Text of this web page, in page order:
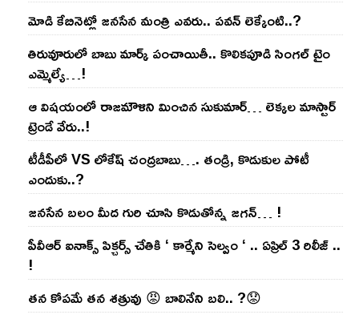
మోడి కేబినెట్లో జ‌నసేన మంత్రి ఎవ‌రు.. ప‌వ‌న్ లెక్కేంటి..?
తిరువూరులో బాబు మార్క్ పంచాయితీ.. కొలిక‌పూడి సింగ‌ల్ టైం
ఎమ్మెల్యే…!
ఆ విష‌యంలో రాజ‌మౌళిని మించిన సుకుమార్‌… లెక్క‌ల మాస్టార్
ట్రెండే వేరు..!
టీడీపీలో VS లోకేష్ చంద్ర‌బాబు…. తండ్రి, కొడుకుల పోటీ
ఎందుకు..?
జ‌న‌సేన బ‌లం మీద గురి చూసి కొడుతోన్న జ‌గ‌న్‌… !
పీవీఆర్ ఐనాక్స్ పిక్చర్స్ చేతికి ‘ కార్మేని సెల్వం ‘ .. ఏప్రిల్ 3 రిలీజ్ ..
!
తన కోపమే తన శత్రువు 😡 బాలినేని బలి.. ?😟